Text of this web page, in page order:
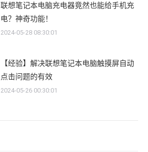
联想笔记本电脑充电器竟然也能给手机充
电？神奇功能！
2024-05-28 08:30:01
【经验】解决联想笔记本电脑触摸屏自动
点击问题的有效
2024-05-26 00:30:01